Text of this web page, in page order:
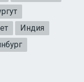
Индия